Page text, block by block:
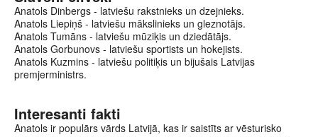
Anatols Dinbergs - latviešu rakstnieks un dzejnieks.
Anatols Liepiņš - latviešu mākslinieks un gleznotājs.
Anatols Tumāns - latviešu mūziķis un dziedātājs.
Anatols Gorbunovs - latviešu sportists un hokejists.
Anatols Kuzmins - latviešu politiķis un bijušais Latvijas
premjerministrs.
Interesanti fakti
Anatols ir populārs vārds Latvijā, kas ir saistīts ar vēsturisko